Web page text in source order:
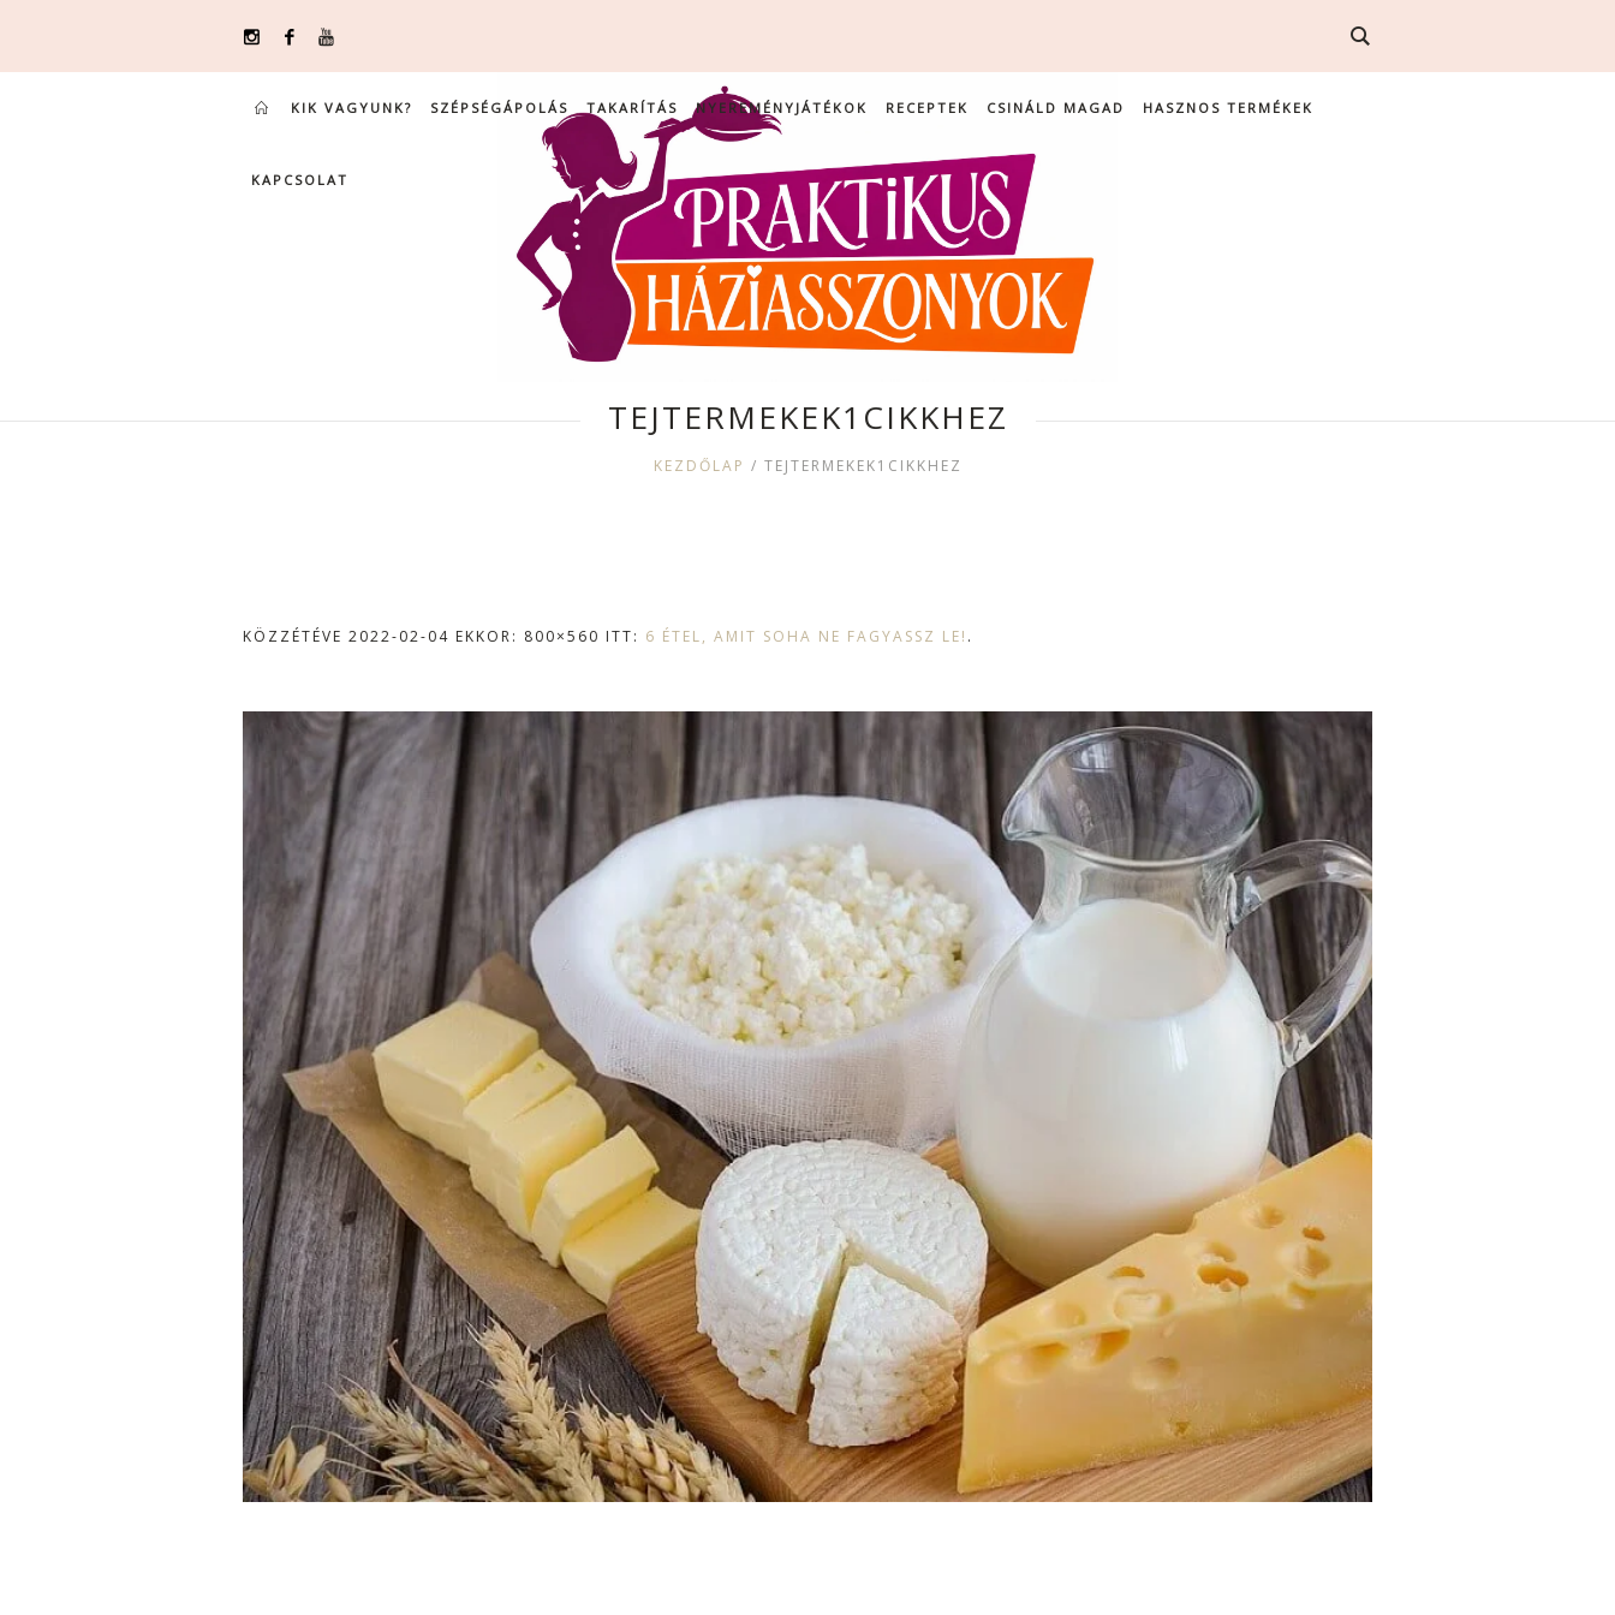
KIK VAGYUNK? SZÉPSÉGÁPOLÁS TAKARÍTÁS NYEREMÉNYJÁTÉKOK RECEPTEK CSINÁLD MAGAD HASZNOS TERMÉKEK
KAPCSOLAT
TEJTERMEKEK1CIKKHEZ
KEZDŐLAP / TEJTERMEKEK1CIKKHEZ
KÖZZÉTÉVE 2022-02-04 EKKOR: 800×560 ITT: 6 ÉTEL, AMIT SOHA NE FAGYASSZ LE! .